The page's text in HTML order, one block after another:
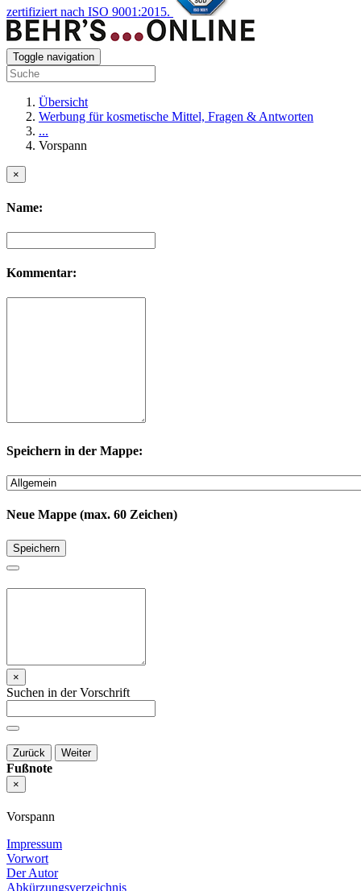
zertifiziert nach ISO 9001:2015.
Toggle navigation
Übersicht
Werbung für kosmetische Mittel, Fragen & Antworten
...
Vorspann
×
Name:
Kommentar:
Speichern in der Mappe:
Neue Mappe (max. 60 Zeichen)
Speichern
×
Suchen in der Vorschrift
Zurück Weiter
Fußnote
×
Vorspann
Impressum
Vorwort
Der Autor
Abkürzungsverzeichnis